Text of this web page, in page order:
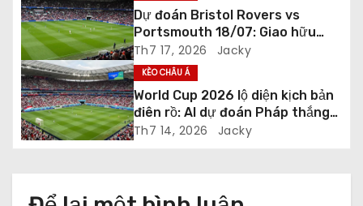
i
v
i
ế
Dự đoán Bristol Rovers vs
Portsmouth 18/07: Giao hữu
chuẩn bị mùa giải
Th7 17, 2026 Jacky
KÈO CHÂU Á
World Cup 2026 lộ diện kịch bản
điên rồ: AI dự đoán Pháp thắng
Tây Ban Nha, Messi hay Mbappe
Th7 14, 2026 Jacky